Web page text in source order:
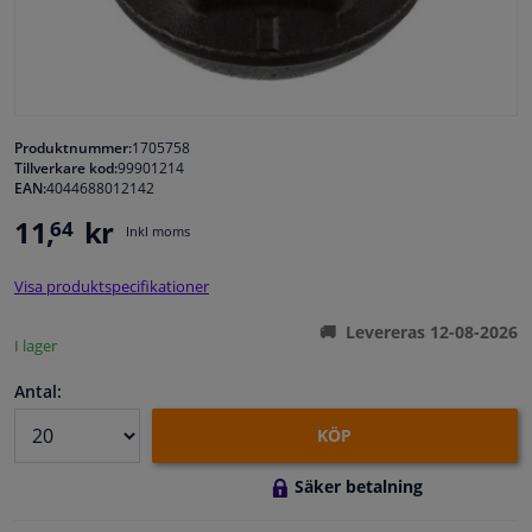
Fönster & Tillbehör
Bilvård & Tillbehör
Verkstad & Verktyg
Husbil, motorcykel, cykel & båt
Sensorer & Elsystem
Produktnummer:1705758
Tillverkare kod:99901214
EAN:4044688012142
11,64 kr Inkl moms
Visa produktspecifikationer
I lager
Levereras 12-08-2026
Antal:
KÖP
Säker betalning